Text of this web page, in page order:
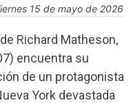
viernes 15 de mayo de 2026
Richard Matheson,
encuentra su
de un protagonista
York devastada